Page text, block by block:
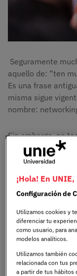
Seguramente
aquello de: “ten
Es una frase
misma sigue
nombre:
Sin embargo, no
de abrir tu mente,
nuevas culturas e
aunque todo esto
mundo
tu agenda de
DesdeUNIE te
tips para que
¡Hola! En
Configuración de
Utilizamos cookies y
diferenciar tu
como usuario, para
modelos analíticos.
Utilizamos también
relacionada con tus
a partir de tus hábitos